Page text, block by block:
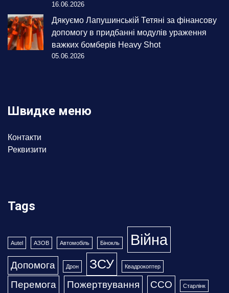
16.06.2026
Дякуємо Лапушинській Тетяні за фінансову
допомогу в придбанні модулів ураження
важких бомберів Heavy Shot
05.06.2026
Швидке меню
Контакти
Реквизити
Tags
Autel АЗОВ Автомобіль Бінокль Війна
Допомога Дрон ЗСУ Квадрокоптер
Перемога Пожертвування ССО Старлінк